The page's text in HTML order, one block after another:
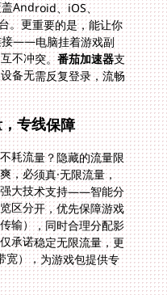
不冲突。番茄加速器支
持一人多端设备同时在线，切换设备无需反复登录，流畅
专线保障
耗流量？隐藏的流量限
，必须真·无限流量，
大技术支持——智能分
区分开，优先保障游戏
输），同时合理分配影
承诺稳定无限流量，更
宽），为游戏包提供专